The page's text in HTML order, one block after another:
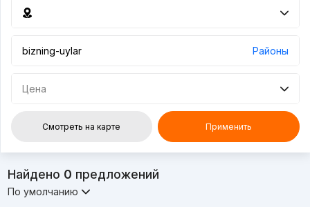
Районы
Цена
Смотреть на карте Применить
Найдено 0 предложений
По умолчанию